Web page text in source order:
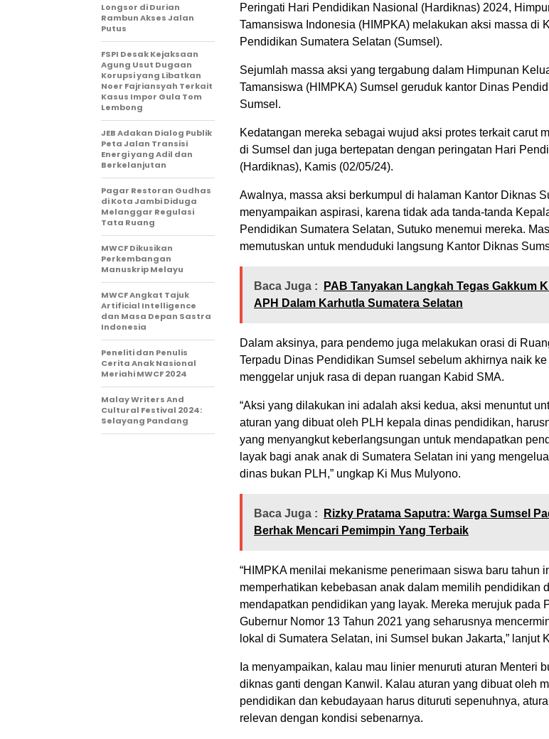
Peringati Hari Pendidikan Nasional (Hardiknas) 2024,
Tamansiswa Indonesia (HIMPKA) melakukan aksi massa di
Pendidikan Sumatera Selatan (Sumsel).
Sejumlah massa aksi yang tergabung dalam Himpunan
Tamansiswa (HIMPKA) Sumsel geruduk kantor Dinas
Sumsel.
Kedatangan mereka sebagai wujud aksi protes terkait carut
di Sumsel dan juga bertepatan dengan peringatan Hari
(Hardiknas), Kamis (02/05/24).
Awalnya, massa aksi berkumpul di halaman Kantor Diknas
menyampaikan aspirasi, karena tidak ada tanda-tanda
Pendidikan Sumatera Selatan, Sutuko menemui mereka.
memutuskan untuk menduduki langsung Kantor Diknas
Baca Juga :
PAB Tanyakan Langkah Tegas Gakkum
APH Dalam Karhutla Sumatera Selatan
Dalam aksinya, para pendemo juga melakukan orasi di
Terpadu Dinas Pendidikan Sumsel sebelum akhirnya naik
menggelar unjuk rasa di depan ruangan Kabid SMA.
“Aksi yang dilakukan ini adalah aksi kedua, aksi menuntut
aturan yang dibuat oleh PLH kepala dinas pendidikan,
yang menyangkut keberlangsungan untuk mendapatkan
layak bagi anak anak di Sumatera Selatan ini yang
dinas bukan PLH,” ungkap Ki Mus Mulyono.
Baca Juga :
Rizky Pratama Saputra: Warga Sumsel
Berhak Mencari Pemimpin Yang Terbaik
“HIMPKA menilai mekanisme penerimaan siswa baru tahun
memperhatikan kebebasan anak dalam memilih pendidikan
mendapatkan pendidikan yang layak. Mereka merujuk pada
Gubernur Nomor 13 Tahun 2021 yang seharusnya
lokal di Sumatera Selatan, ini Sumsel bukan Jakarta,” lanjut
Ia menyampaikan, kalau mau linier menuruti aturan Menteri
diknas ganti dengan Kanwil. Kalau aturan yang dibuat oleh
pendidikan dan kebudayaan harus dituruti sepenuhnya,
relevan dengan kondisi sebenarnya.
Longsor di Durian
Rambun Akses Jalan
Putus
FSPI Desak Kejaksaan
Agung Usut Dugaan
Korupsi yang Libatkan
Noer Fajriansyah Terkait
Kasus Impor Gula Tom
Lembong
JEB Adakan Dialog Publik
Peta Jalan Transisi
Energi yang Adil dan
Berkelanjutan
Pagar Restoran Gudhas
di Kota Jambi Diduga
Melanggar Regulasi
Tata Ruang
MWCF Dikusikan
Perkembangan
Manuskrip Melayu
MWCF Angkat Tajuk
Artificial Intelligence
dan Masa Depan Sastra
Indonesia
Peneliti dan Penulis
Cerita Anak Nasional
Meriahi MWCF 2024
Malay Writers And
Cultural Festival 2024:
Selayang Pandang